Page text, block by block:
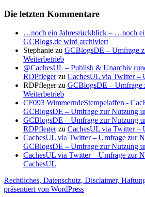
Die letzten Kommentare
…noch ein Jahresrückblick – …noch
GCBlogs.de wird archiviert
Stephanie zu GCBlogsDE – Umfrage
Weiterbetrieb
@CachesUL – Publish & Unarchiv
RDPflegerzu CachesUL via Twitter –
RDPflegerzu GCBlogsDE – Umfrage
Weiterbetrieb
CF093 WimmerndeStempelaffen -
GCBlogsDE – Umfrage zur Nutzung
GCBlogsDE – Umfrage zur Nutzung
RDPflegerzu CachesUL via Twitter –
CachesUL via Twitter – Umfrage zur
GCBlogsDE – Umfrage zur Nutzung
CachesUL via Twitter – Umfrage zur
CachesUL
Rechtliches, Datenschutz, Disclaimer,
präsentiert von WordPress